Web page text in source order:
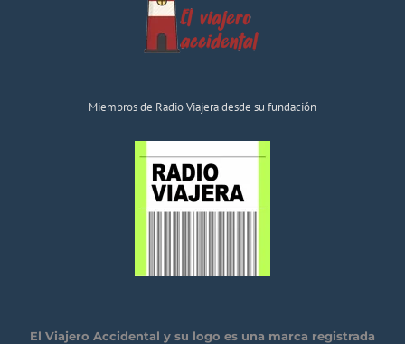
Miembros de Radio Viajera desde su fundación
El Viajero Accidental y su logo es una marca registrada